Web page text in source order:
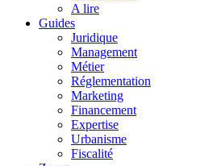
A lire
Guides
Juridique
Management
Métier
Réglementation
Marketing
Financement
Expertise
Urbanisme
Fiscalité